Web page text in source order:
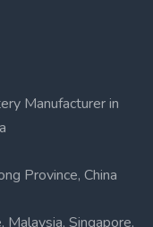
Manufacturer in
Province, China
Malaysia, Singapore,